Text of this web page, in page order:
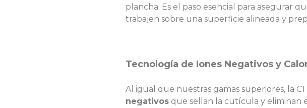
plancha. Es el paso esencial para asegurar
trabajen sobre una superficie alineada y
Tecnología de Iones Negativos y
Al igual que nuestras gamas superiores, la
negativos que sellan la cutícula y eliminan